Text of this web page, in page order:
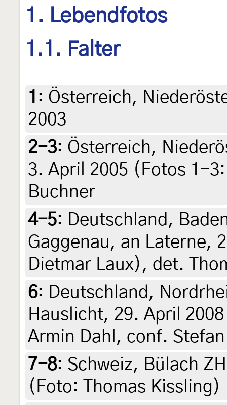
1. Lebendfotos
1.1. Falter
1 : Österreich,
2003
2-3: Österreich,
3. April 2005 (Fotos 1-
Buchner
4-5: Deutschland,
Gaggenau, an Laterne,
Dietmar Laux), det.
6: Deutschland,
Hauslicht, 29. April
Armin Dahl, conf.
7-8: Schweiz, Bülach
(Foto: Thomas Kissling)